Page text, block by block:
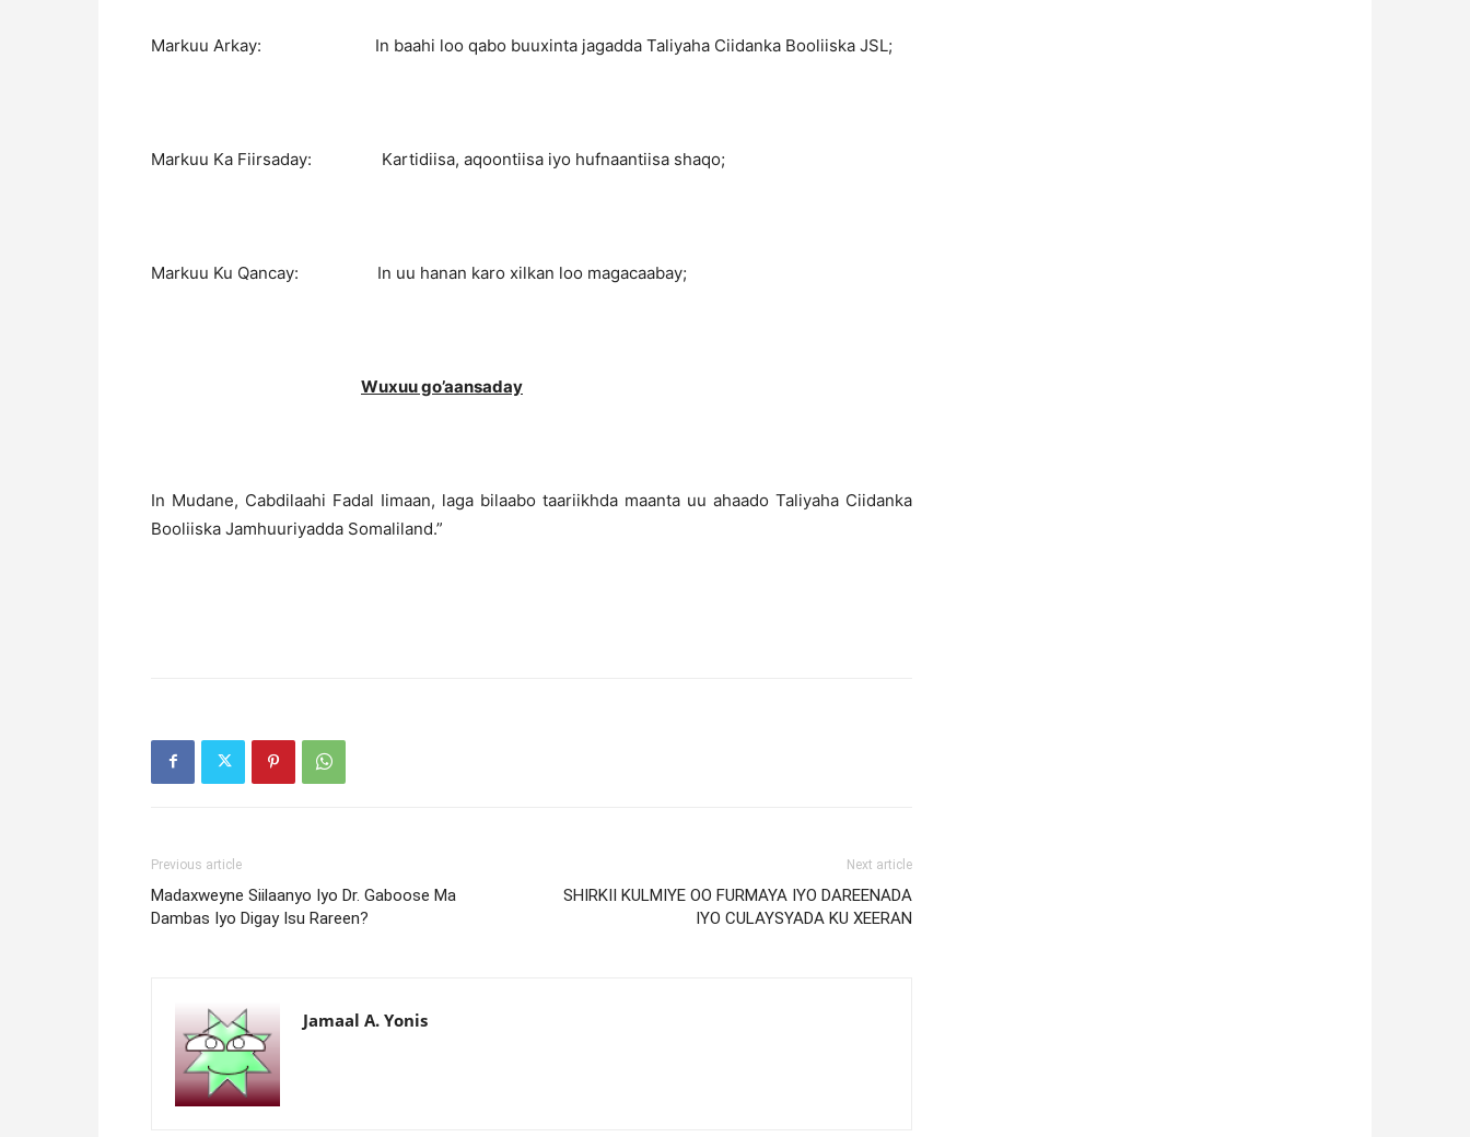
Markuu Arkay: In baahi loo qabo buuxinta jagadda Taliyaha Ciidanka Booliiska JSL;
Markuu Ka Fiirsaday: Kartidiisa, aqoontiisa iyo hufnaantiisa shaqo;
Markuu Ku Qancay: In uu hanan karo xilkan loo magacaabay;
Wuxuu go’aansaday
In Mudane, Cabdilaahi Fadal Iimaan, laga bilaabo taariikhda maanta uu ahaado Taliyaha Ciidanka
Booliiska Jamhuuriyadda Somaliland.”
Previous article
Madaxweyne Siilaanyo Iyo Dr. Gaboose Ma
Dambas Iyo Digay Isu Rareen?
Next article
SHIRKII KULMIYE OO FURMAYA IYO DAREENADA
IYO CULAYSYADA KU XEERAN
Jamaal A. Yonis